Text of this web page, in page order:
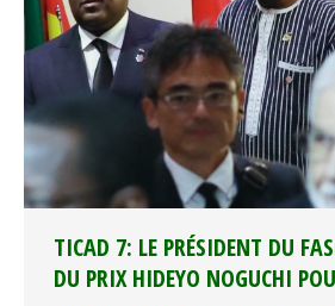
TICAD 7: LE PRÉSIDENT DU
DU PRIX HIDEYO NOGUCHI